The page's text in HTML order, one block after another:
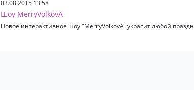
03.08.2015 13:58
Шоу MerryVolkovA
Новое интерактивное шоу "MerryVolkovA" украсит любой